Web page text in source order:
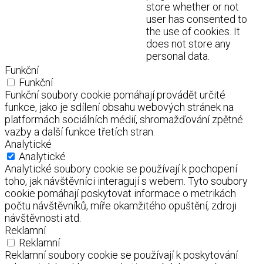
store whether or not
user has consented to
the use of cookies. It
does not store any
personal data.
Funkční
Funkční
Funkční soubory cookie pomáhají provádět určité
funkce, jako je sdílení obsahu webových stránek na
platformách sociálních médií, shromažďování zpětné
vazby a další funkce třetích stran.
Analytické
Analytické
Analytické soubory cookie se používají k pochopení
toho, jak návštěvníci interagují s webem. Tyto soubory
cookie pomáhají poskytovat informace o metrikách
počtu návštěvníků, míře okamžitého opuštění, zdroji
návštěvnosti atd.
Reklamní
Reklamní
Reklamní soubory cookie se používají k poskytování